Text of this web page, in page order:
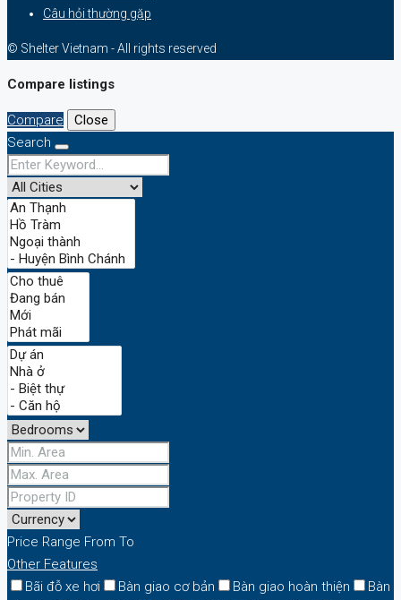
Câu hỏi thường gặp
© Shelter Vietnam - All rights reserved
Compare listings
Compare
Close
Search
Price Range From To
Other Features
Bãi đỗ xe hơi
Bàn giao cơ bản Bàn giao hoàn thiện
Bàn